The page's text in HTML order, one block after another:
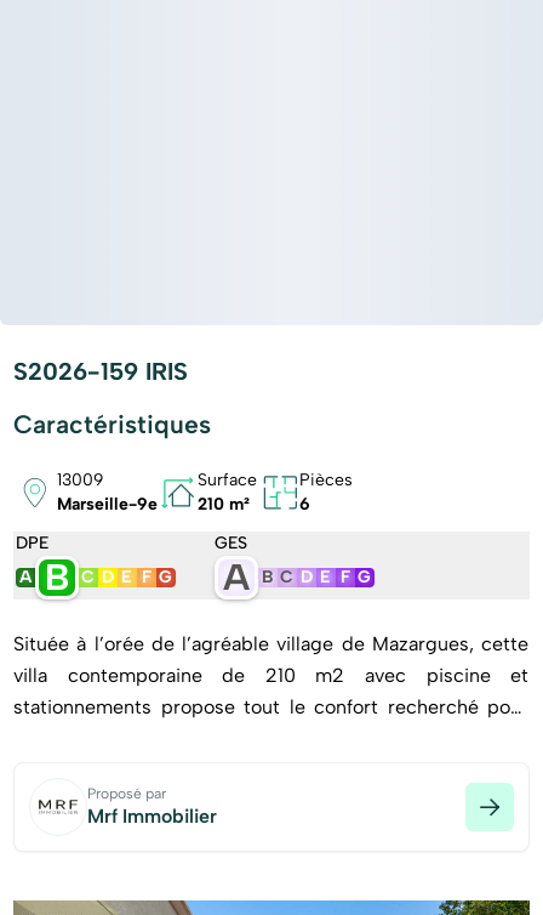
S2026-159 IRIS
Caractéristiques
13009
Marseille-9e
Surface
210 m²
Pièces
6
DPE
A
B C D E F G
GES
A B C D E F G
Située à l’orée de l’agréable village de Mazargues, cette
villa contemporaine de 210 m2 avec piscine et
stationnements propose tout le confort recherché pour
Édifiée selon une architecture moderne, cette maison au
ouvert sur l’extérieur. Dès l’entrée, la pièce de vie de plus
Proposé par
Mrf Immobilier